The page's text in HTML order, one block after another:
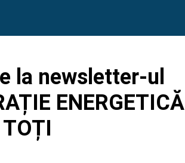
la newsletter-ul
ENERGETICĂ